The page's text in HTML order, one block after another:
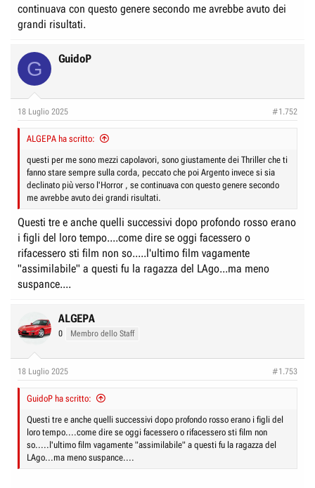
continuava con questo genere secondo me avrebbe avuto dei
grandi risultati.
G GuidoP
18 Luglio 2025 #1.752
ALGEPA ha scritto:
questi per me sono mezzi capolavori, sono giustamente dei Thriller che ti
fanno stare sempre sulla corda, peccato che poi Argento invece si sia
declinato più verso l'Horror , se continuava con questo genere secondo
me avrebbe avuto dei grandi risultati.
Questi tre e anche quelli successivi dopo profondo rosso erano
i figli del loro tempo....come dire se oggi facessero o
rifacessero sti film non so.....l'ultimo film vagamente
"assimilabile" a questi fu la ragazza del LAgo...ma meno
suspance....
ALGEPA
0 Membro dello Staff
18 Luglio 2025 #1.753
GuidoP ha scritto:
Questi tre e anche quelli successivi dopo profondo rosso erano i figli del
loro tempo....come dire se oggi facessero o rifacessero sti film non
so.....l'ultimo film vagamente "assimilabile" a questi fu la ragazza del
LAgo...ma meno suspance....